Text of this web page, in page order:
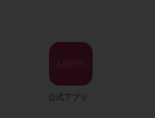
公式アプリ